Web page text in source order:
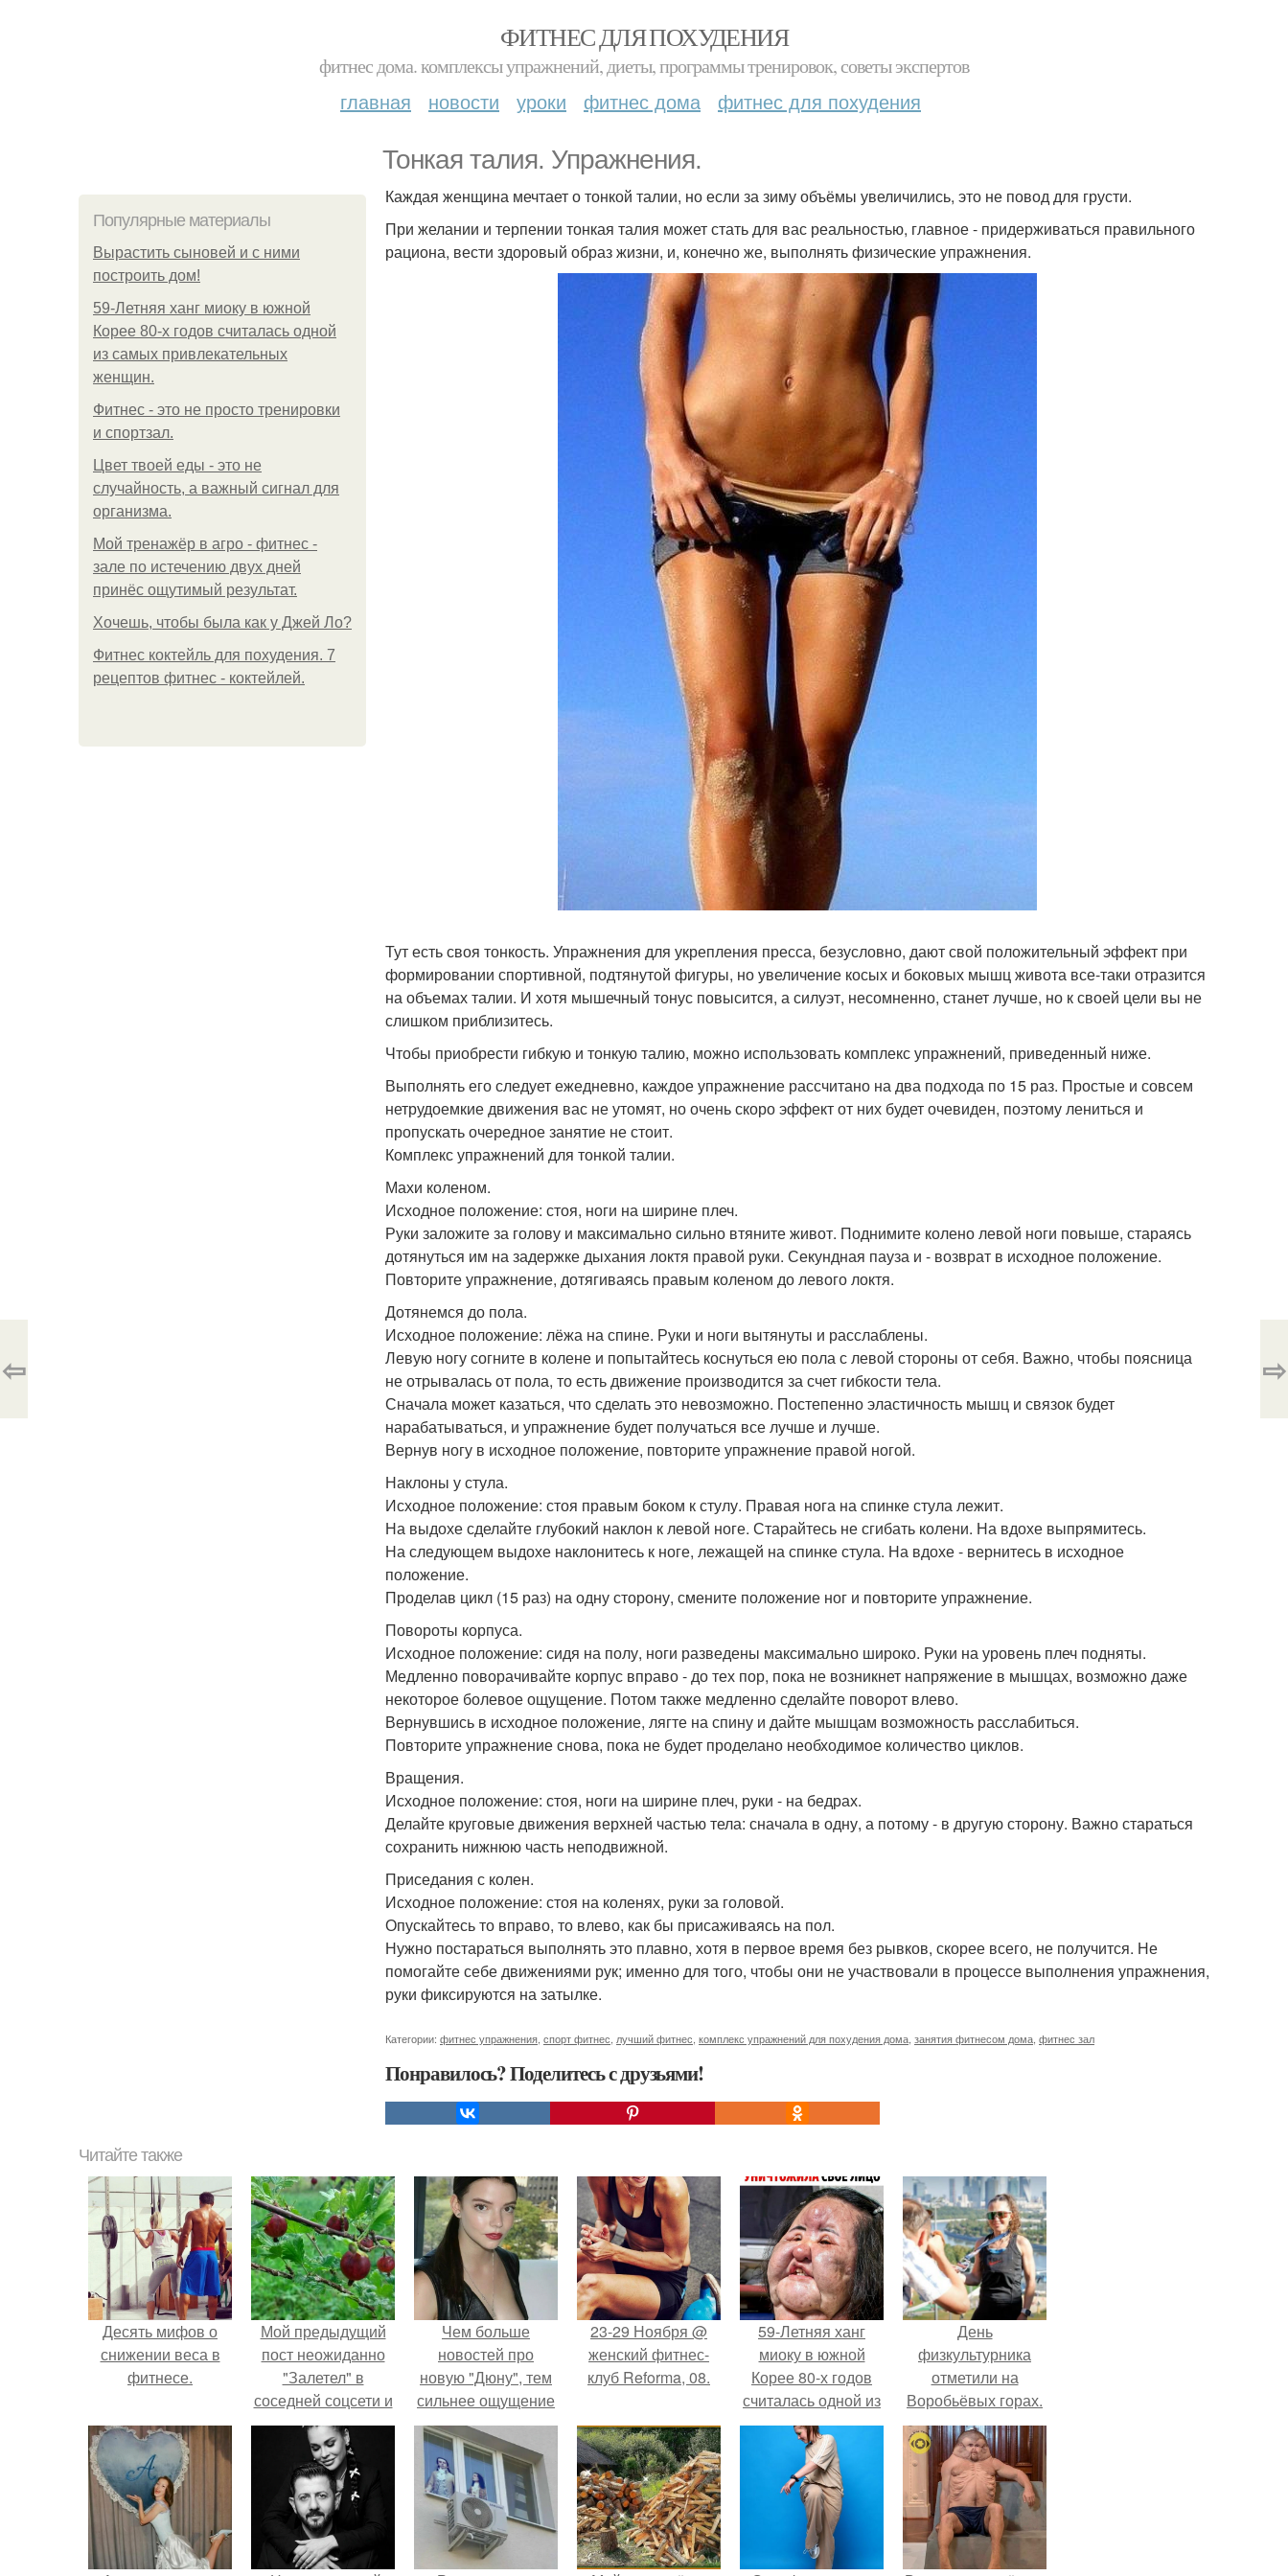
ФИТНЕС ДЛЯ ПОХУДЕНИЯ
фитнес дома. комплексы упражнений, диеты, программы тренировок, советы экспертов
главная новости уроки фитнес дома фитнес для похудения
Тонкая талия. Упражнения.
Популярные материалы
Вырастить сыновей и с ними
построить дом!
59-Летняя ханг миоку в южной
Корее 80-х годов считалась одной
из самых привлекательных
женщин.
Фитнес - это не просто тренировки
и спортзал.
Цвет твоей еды - это не
случайность, а важный сигнал для
организма.
Мой тренажёр в агро - фитнес -
зале по истечению двух дней
принёс ощутимый результат.
Хочешь, чтобы была как у Джей Ло?
Фитнес коктейль для похудения. 7
рецептов фитнес - коктейлей.
Каждая женщина мечтает о тонкой талии, но если за зиму объёмы увеличились, это не повод для грусти.
При желании и терпении тонкая талия может стать для вас реальностью, главное - придерживаться правильного
рациона, вести здоровый образ жизни, и, конечно же, выполнять физические упражнения.
Тут есть своя тонкость. Упражнения для укрепления пресса, безусловно, дают свой положительный эффект при
формировании спортивной, подтянутой фигуры, но увеличение косых и боковых мышц живота все-таки отразится
на объемах талии. И хотя мышечный тонус повысится, а силуэт, несомненно, станет лучше, но к своей цели вы не
слишком приблизитесь.
Чтобы приобрести гибкую и тонкую талию, можно использовать комплекс упражнений, приведенный ниже.
Выполнять его следует ежедневно, каждое упражнение рассчитано на два подхода по 15 раз. Простые и совсем
нетрудоемкие движения вас не утомят, но очень скоро эффект от них будет очевиден, поэтому лениться и
пропускать очередное занятие не стоит.
Комплекс упражнений для тонкой талии.
Махи коленом.
Исходное положение: стоя, ноги на ширине плеч.
Руки заложите за голову и максимально сильно втяните живот. Поднимите колено левой ноги повыше, стараясь
дотянуться им на задержке дыхания локтя правой руки. Секундная пауза и - возврат в исходное положение.
Повторите упражнение, дотягиваясь правым коленом до левого локтя.
Дотянемся до пола.
Исходное положение: лёжа на спине. Руки и ноги вытянуты и расслаблены.
Левую ногу согните в колене и попытайтесь коснуться ею пола с левой стороны от себя. Важно, чтобы поясница
не отрывалась от пола, то есть движение производится за счет гибкости тела.
Сначала может казаться, что сделать это невозможно. Постепенно эластичность мышц и связок будет
нарабатываться, и упражнение будет получаться все лучше и лучше.
Вернув ногу в исходное положение, повторите упражнение правой ногой.
Наклоны у стула.
Исходное положение: стоя правым боком к стулу. Правая нога на спинке стула лежит.
На выдохе сделайте глубокий наклон к левой ноге. Старайтесь не сгибать колени. На вдохе выпрямитесь.
На следующем выдохе наклонитесь к ноге, лежащей на спинке стула. На вдохе - вернитесь в исходное
положение.
Проделав цикл (15 раз) на одну сторону, смените положение ног и повторите упражнение.
Повороты корпуса.
Исходное положение: сидя на полу, ноги разведены максимально широко. Руки на уровень плеч подняты.
Медленно поворачивайте корпус вправо - до тех пор, пока не возникнет напряжение в мышцах, возможно даже
некоторое болевое ощущение. Потом также медленно сделайте поворот влево.
Вернувшись в исходное положение, лягте на спину и дайте мышцам возможность расслабиться.
Повторите упражнение снова, пока не будет проделано необходимое количество циклов.
Вращения.
Исходное положение: стоя, ноги на ширине плеч, руки - на бедрах.
Делайте круговые движения верхней частью тела: сначала в одну, а потому - в другую сторону. Важно стараться
сохранить нижнюю часть неподвижной.
Приседания с колен.
Исходное положение: стоя на коленях, руки за головой.
Опускайтесь то вправо, то влево, как бы присаживаясь на пол.
Нужно постараться выполнять это плавно, хотя в первое время без рывков, скорее всего, не получится. Не
помогайте себе движениями рук; именно для того, чтобы они не участвовали в процессе выполнения упражнения,
руки фиксируются на затылке.
Категории: фитнес упражнения спорт фитнес лучший фитнес комплекс упражнений для похудения дома занятия фитнесом дома фитнес зал
Понравилось? Поделитесь с друзьями!
⇦ ⇨
Читайте также
Десять мифов о
снижении веса в
фитнесе.
Мой предыдущий
пост неожиданно
"Залетел" в
соседней соцсети и
появился в ленте
множества людей.
Чем больше
новостей про
новую "Дюну", тем
сильнее ощущение
- нас снова ждёт
что-то мощное.
23-29 Ноября @
женский фитнес-
клуб Reforma, 08.
59-Летняя ханг
миоку в южной
Корее 80-х годов
считалась одной из
самых
привлекательных
женщин.
День
физкультурника
отметили на
Воробьёвых горах.